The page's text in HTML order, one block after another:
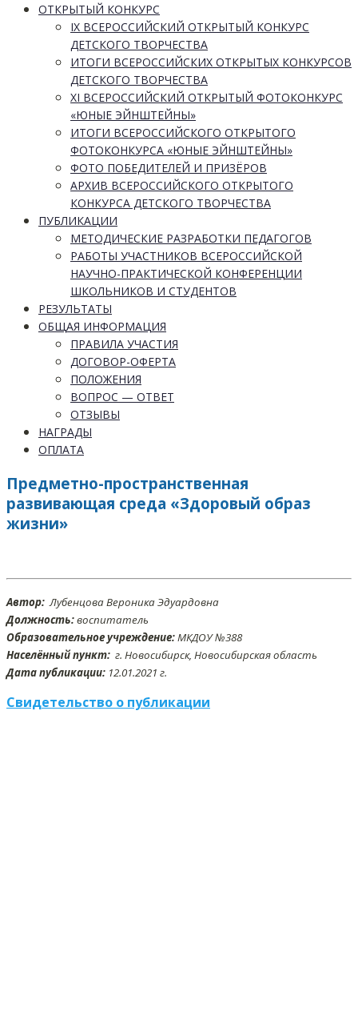
ОТКРЫТЫЙ КОНКУРС
IX ВСЕРОССИЙСКИЙ ОТКРЫТЫЙ КОНКУРС
ДЕТСКОГО ТВОРЧЕСТВА
ИТОГИ ВСЕРОССИЙСКИХ ОТКРЫТЫХ КОНКУРСОВ
ДЕТСКОГО ТВОРЧЕСТВА
XI ВСЕРОССИЙСКИЙ ОТКРЫТЫЙ ФОТОКОНКУРС
«ЮНЫЕ ЭЙНШТЕЙНЫ»
ИТОГИ ВСЕРОССИЙСКОГО ОТКРЫТОГО
ФОТОКОНКУРСА «ЮНЫЕ ЭЙНШТЕЙНЫ»
ФОТО ПОБЕДИТЕЛЕЙ И ПРИЗЁРОВ
АРХИВ ВСЕРОССИЙСКОГО ОТКРЫТОГО
КОНКУРСА ДЕТСКОГО ТВОРЧЕСТВА
ПУБЛИКАЦИИ
МЕТОДИЧЕСКИЕ РАЗРАБОТКИ ПЕДАГОГОВ
РАБОТЫ УЧАСТНИКОВ ВСЕРОССИЙСКОЙ
НАУЧНО-ПРАКТИЧЕСКОЙ КОНФЕРЕНЦИИ
ШКОЛЬНИКОВ И СТУДЕНТОВ
РЕЗУЛЬТАТЫ
ОБЩАЯ ИНФОРМАЦИЯ
ПРАВИЛА УЧАСТИЯ
ДОГОВОР-ОФЕРТА
ПОЛОЖЕНИЯ
ВОПРОС — ОТВЕТ
ОТЗЫВЫ
НАГРАДЫ
ОПЛАТА
Предметно-пространственная
развивающая среда «Здоровый образ
жизни»
Автор: Лубенцова Вероника Эдуардовна
Должность:воспитатель
Образовательное учреждение:МКДОУ №388
Населённый пункт: г. Новосибирск, Новосибирская область
Дата публикации: 12.01.2021 г.
Свидетельство о публикации